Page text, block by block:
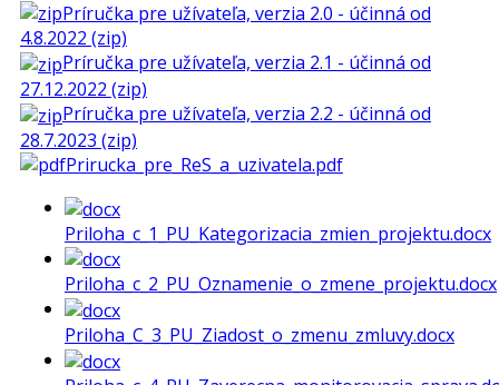
Príručka pre užívateľa, verzia 2.0 - účinná od
4.8.2022 (zip)
Príručka pre užívateľa, verzia 2.1 - účinná od
27.12.2022 (zip)
Príručka pre užívateľa, verzia 2.2 - účinná od
28.7.2023 (zip)
Prirucka_pre_ReS_a_uzivatela.pdf
Priloha_c_1_PU_Kategorizacia_zmien_projektu.docx
Priloha_c_2_PU_Oznamenie_o_zmene_projektu.docx
Priloha_C_3_PU_Ziadost_o_zmenu_zmluvy.docx